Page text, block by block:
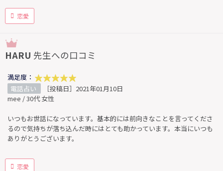
恋愛
HARU 先生への口コミ
満足度：
電話占い
［投稿日］2021年01月10日
mee / 30代 女性
いつもお世話になっています。基本的には前向きなことを言ってくださ
るので気持ちが落ち込んだ時にはとても助かっています。本当にいつも
ありがとうございます。
恋愛